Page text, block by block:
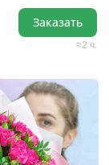
2 ч.
Заказать